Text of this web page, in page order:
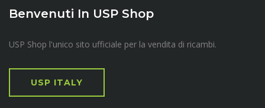
Benvenuti In USP Shop
USP Shop l'unico sito ufficiale per la vendita di ricambi.
USP ITALY